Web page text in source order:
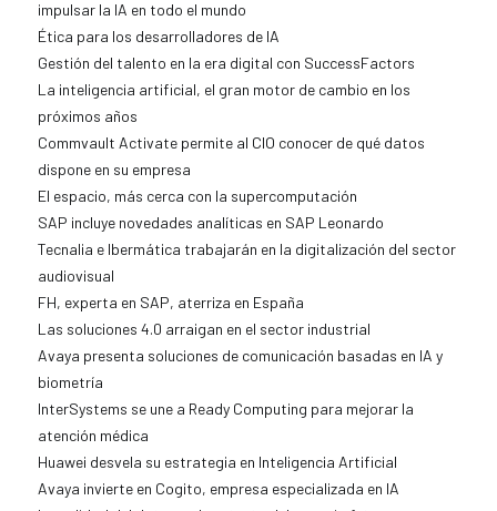
impulsar la IA en todo el mundo
Ética para los desarrolladores de IA
Gestión del talento en la era digital con SuccessFactors
La inteligencia artificial, el gran motor de cambio en los
próximos años
Commvault Activate permite al CIO conocer de qué datos
dispone en su empresa
El espacio, más cerca con la supercomputación
SAP incluye novedades analíticas en SAP Leonardo
Tecnalia e Ibermática trabajarán en la digitalización del sector
audiovisual
FH, experta en SAP, aterriza en España
Las soluciones 4.0 arraigan en el sector industrial
Avaya presenta soluciones de comunicación basadas en IA y
biometría
InterSystems se une a Ready Computing para mejorar la
atención médica
Huawei desvela su estrategia en Inteligencia Artificial
Avaya invierte en Cogito, empresa especializada en IA